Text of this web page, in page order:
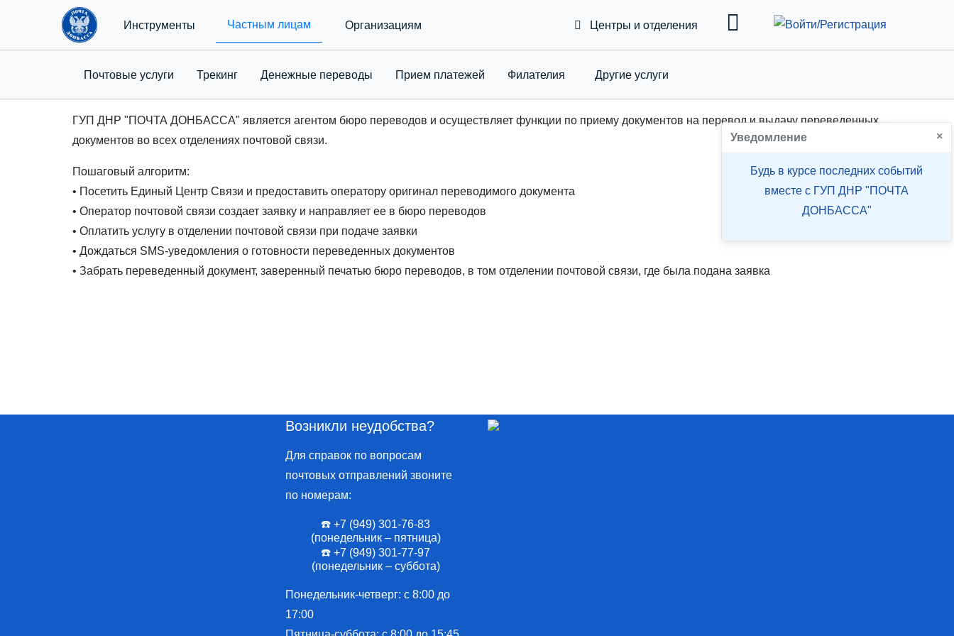
Инструменты Частным лицам Организациям
Почтовые услуги Трекинг Денежные переводы Приeм платежей Филателия
Toggle Dropdown
Другие услуги
Центры и отделения
ГУП ДНР "ПОЧТА ДОНБАССА" является агентом бюро переводов и осуществляет функции по приему документов на перевод и выдачу переведенных
документов во всех отделениях почтовой связи.
Пошаговый алгоритм:
• Посетить Единый Центр Связи и предоставить оператору оригинал переводимого документа
• Оператор почтовой связи создает заявку и направляет ее в бюро переводов
• Оплатить услугу в отделении почтовой связи при подаче заявки
• Дождаться SMS-уведомления о готовности переведенных документов
• Забрать переведенный документ, заверенный печатью бюро переводов, в том отделении почтовой связи, где была подана заявка
Возникли неудобства?
Для справок по вопросам
почтовых отправлений звоните
по номерам:
☎️ +7 (949) 301-76-83
(понедельник – пятница)
☎️ +7 (949) 301-77-97
(понедельник – суббота)
Понедельник-четверг: с 8:00 до
17:00
Уведомление ×
Будь в курсе последних событий
вместе с ГУП ДНР "ПОЧТА
ДОНБАССА"